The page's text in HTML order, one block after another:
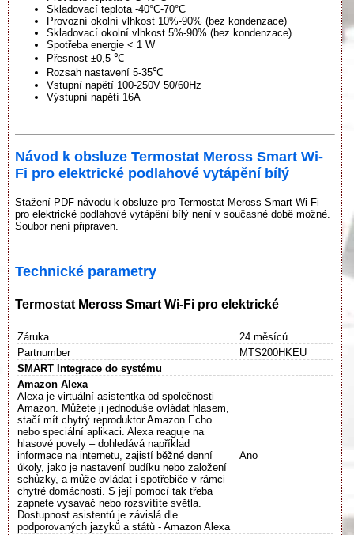
Skladovací teplota -40°C-70°C
Provozní okolní vlhkost 10%-90% (bez kondenzace)
Skladovací okolní vlhkost 5%-90% (bez kondenzace)
Spotřeba energie < 1 W
Přesnost ±0,5 ℃
Rozsah nastavení 5-35℃
Vstupní napětí 100-250V 50/60Hz
Výstupní napětí 16A
Návod k obsluze Termostat Meross Smart Wi-
Fi pro elektrické podlahové vytápění bílý
Stažení PDF návodu k obsluze pro Termostat Meross Smart Wi-Fi
pro elektrické podlahové vytápění bílý není v současné době možné.
Soubor není připraven.
Technické parametry
Termostat Meross Smart Wi-Fi pro elektrické
Záruka
24 měsíců
Partnumber
MTS200HKEU
SMART Integrace do systému
Amazon Alexa
Alexa je virtuální asistentka od společnosti
Amazon. Můžete ji jednoduše ovládat hlasem,
stačí mít chytrý reproduktor Amazon Echo
nebo speciální aplikaci. Alexa reaguje na
hlasové povely – dohledává například
informace na internetu, zajistí běžné denní
úkoly, jako je nastavení budíku nebo založení
schůzky, a může ovládat i spotřebiče v rámci
chytré domácnosti. S její pomocí tak třeba
zapnete vysavač nebo rozsvítíte světla.
Dostupnost asistentů je závislá dle
podporovaných jazyků a států - Amazon Alexa
Ano